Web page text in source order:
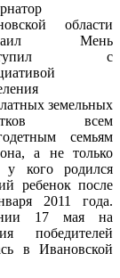
области
Мень
с
земельных
всем
семьям
а не только
у кого родился
ребенок после
2011 года.
17 мая на
победителей
в Ивановской